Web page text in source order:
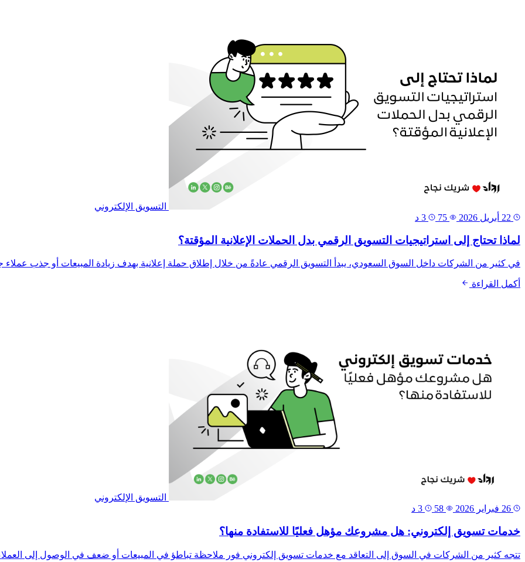
التسويق الإلكتروني
لماذا تحتاج إلى استراتيجيات التسويق الرقمي بدل الحملات الإعلانية المؤقتة؟
في كثير من الشركات داخل السوق السعودي، يبدأ التسويق الرقمي عادةً من خلال إطلاق حملة إعلانية بهدف زيادة المبيعات أو جذب عملاء
أكمل القراءة
التسويق الإلكتروني
خدمات تسويق إلكتروني: هل مشروعك مؤهل فعليًا للاستفادة منها؟
تتجه كثير من الشركات في السوق إلى التعاقد مع خدمات تسويق إلكتروني فور ملاحظة تباطؤ في المبيعات أو ضعف في الوصول إلى